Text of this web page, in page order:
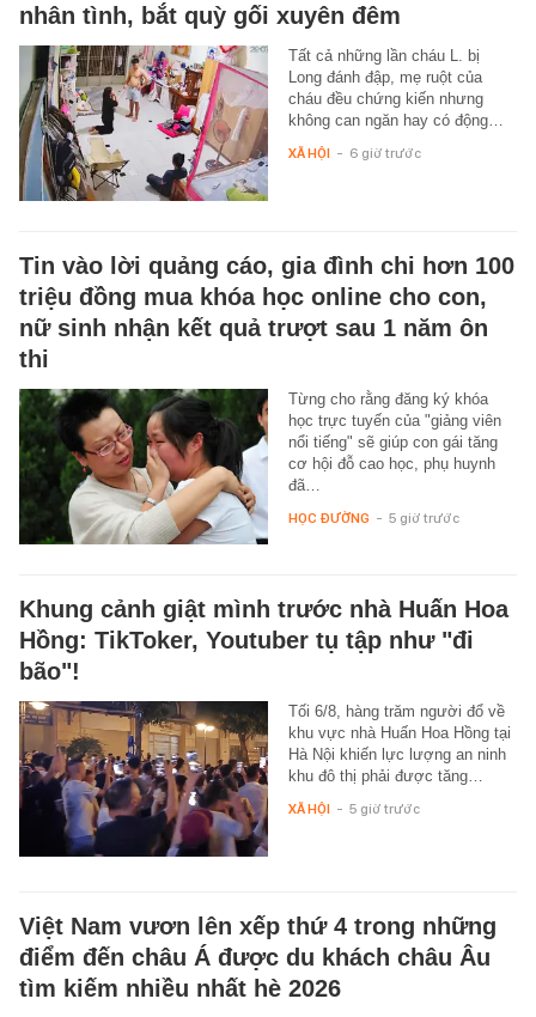
nhân tình, bắt quỳ gối xuyên đêm
Tất cả những lần cháu L. bị
Long đánh đập, mẹ ruột của
cháu đều chứng kiến nhưng
không can ngăn hay có động…
XÃ HỘI - 6 giờ trước
Tin vào lời quảng cáo, gia đình chi hơn 100
triệu đồng mua khóa học online cho con,
nữ sinh nhận kết quả trượt sau 1 năm ôn
thi
Từng cho rằng đăng ký khóa
học trực tuyến của "giảng viên
nổi tiếng" sẽ giúp con gái tăng
cơ hội đỗ cao học, phụ huynh
đã…
HỌC ĐƯỜNG - 5 giờ trước
Khung cảnh giật mình trước nhà Huấn Hoa
Hồng: TikToker, Youtuber tụ tập như "đi
bão"!
Tối 6/8, hàng trăm người đổ về
khu vực nhà Huấn Hoa Hồng tại
Hà Nội khiến lực lượng an ninh
khu đô thị phải được tăng…
XÃ HỘI - 5 giờ trước
Việt Nam vươn lên xếp thứ 4 trong những
điểm đến châu Á được du khách châu Âu
tìm kiếm nhiều nhất hè 2026